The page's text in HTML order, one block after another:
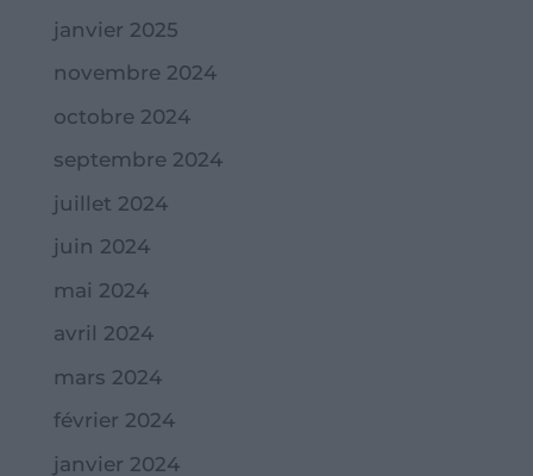
janvier 2025
novembre 2024
octobre 2024
septembre 2024
juillet 2024
juin 2024
mai 2024
avril 2024
mars 2024
février 2024
janvier 2024